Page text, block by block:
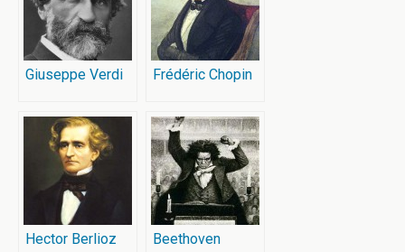
Giuseppe Verdi Frédéric Chopin
Hector Berlioz Beethoven